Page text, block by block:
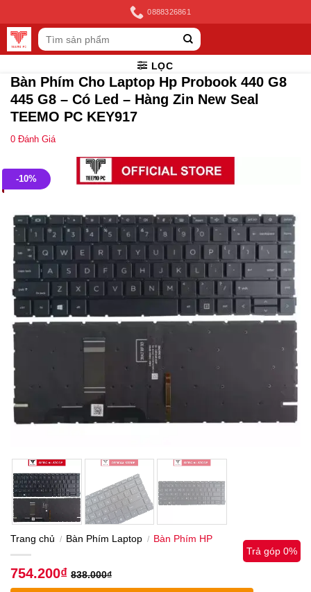
to
content
0888326861
Tìm
kiếm:
LỌC
Bàn Phím Cho Laptop Hp Probook 440 G8
445 G8 – Có Led – Hàng Zin New Seal
TEEMO PC KEY917
0 Đánh Giá
-10%
Trang chủ / Bàn Phím Laptop / Bàn Phím HP
754.200₫ 838.000₫
Trả góp 0%